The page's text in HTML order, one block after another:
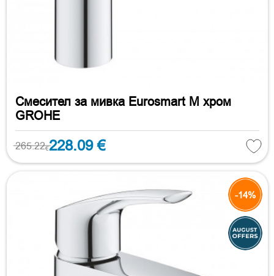
Смесител за мивка Eurosmart M хром
GROHE
265.22€228.09 €
-14%